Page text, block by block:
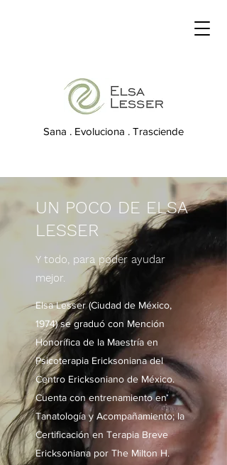
Sana . Evoluciona . Trasciende
UN POCO DE ELSA
LESSER
Y todo, para poder ayudar
mejor.
Elsa Lesser (Ciudad de México,
1974) se graduó con Mención
Honorífica de la Maestría en
Psicoterapia Ericksoniana del
Centro Ericksoniano de México.
Cuenta con entrenamiento en
Tanatología y Acompañamiento; la
Certificación en Terapia Breve
Ericksoniana por The Milton H.